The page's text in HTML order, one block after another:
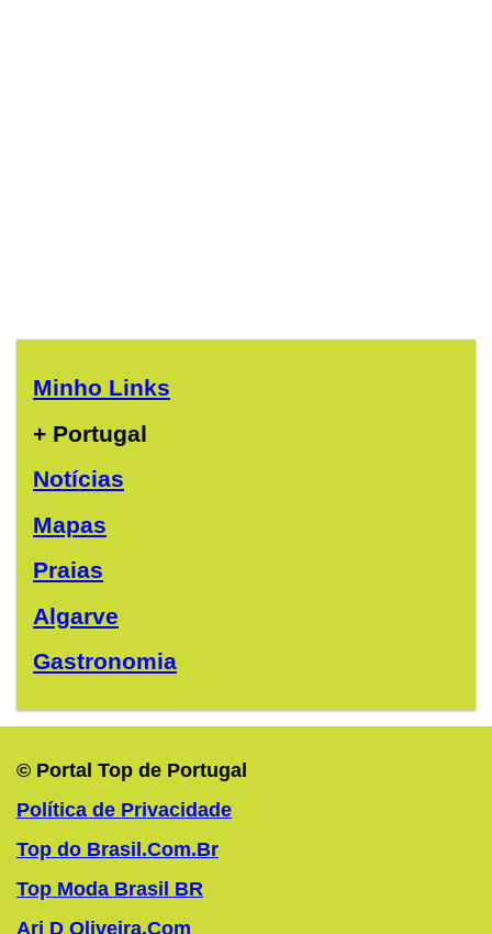
Minho Links
+ Portugal
Notícias
Mapas
Praias
Algarve
Gastronomia
© Portal Top de Portugal
Política de Privacidade
Top do Brasil.Com.Br
Top Moda Brasil BR
Ari D Oliveira.Com